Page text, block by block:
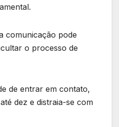
comunicação pode
o processo de
de entrar em contato,
dez e distraia-se com